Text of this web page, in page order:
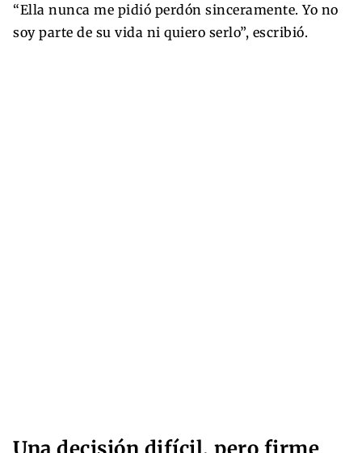
“Ella nunca me pidió perdón sinceramente. Yo no
soy parte de su vida ni quiero serlo”, escribió.